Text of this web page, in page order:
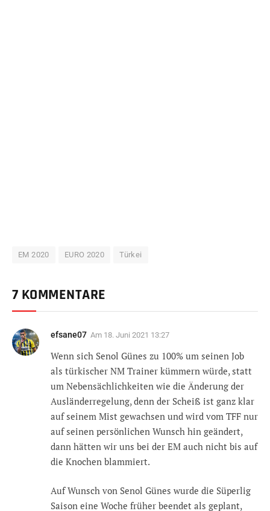
EM 2020 EURO 2020 Türkei
7 KOMMENTARE
efsane07 Am 18. Juni 2021 13:27
Wenn sich Senol Günes zu 100% um seinen Job
als türkischer NM Trainer kümmern würde, statt
um Nebensächlichkeiten wie die Änderung der
Ausländerregelung, denn der Scheiß ist ganz klar
auf seinem Mist gewachsen und wird vom TFF nur
auf seinen persönlichen Wunsch hin geändert,
dann hätten wir uns bei der EM auch nicht bis auf
die Knochen blammiert.
Auf Wunsch von Senol Günes wurde die Süperlig
Saison eine Woche früher beendet als geplant,